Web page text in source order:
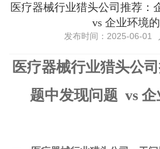
医疗器械行业猎头公司推荐：
vs 企业环境
发布时间：2025-06-01
医疗器械行业猎头公
题中发现问题 vs 企